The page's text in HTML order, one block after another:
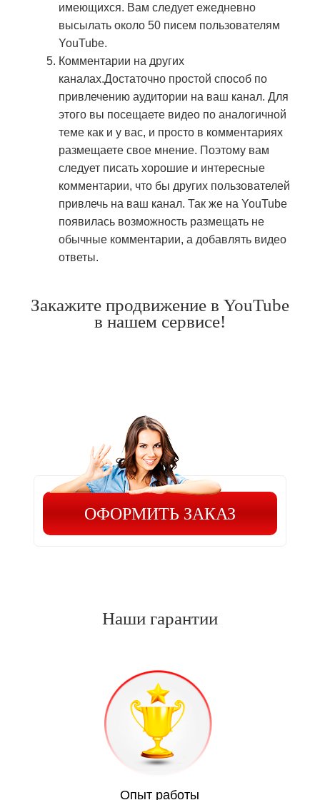
имеющихся. Вам следует ежедневно
высылать около 50 писем пользователям
YouTube.
Комментарии на других
каналах.Достаточно простой способ по
привлечению аудитории на ваш канал. Для
этого вы посещаете видео по аналогичной
теме как и у вас, и просто в комментариях
размещаете свое мнение. Поэтому вам
следует писать хорошие и интересные
комментарии, что бы других пользователей
привлечь на ваш канал. Так же на YouTube
появилась возможность размещать не
обычные комментарии, а добавлять видео
ответы.
Закажите продвижение в YouTube
в нашем сервисе!
ОФОРМИТЬ ЗАКАЗ
Наши гарантии
Опыт работы